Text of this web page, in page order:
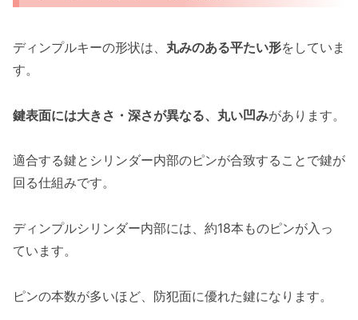
ディンプルキーの形状は、 丸みのある平たい形をしていま
す。
鍵表面には大きさ・深さが異なる、丸い凹みがあります。
適合する鍵とシリンダー内部のピンが合致することで鍵が
回る仕組みです。
ディンプルシリンダー内部には、約18本ものピンが入っ
ています。
ピンの本数が多いほど、防犯面に優れた鍵になります。